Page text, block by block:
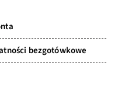
bezgotówkowe